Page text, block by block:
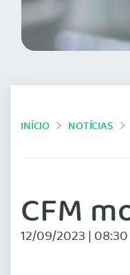
INÍCIO NOTÍCIAS
CFM
12/09/2023 | 08:30